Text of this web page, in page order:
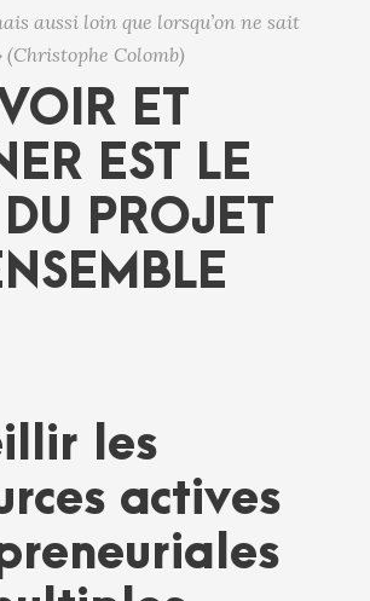
aussi loin que lorsqu’on ne sait
(Christophe Colomb)
ET
EST LE
PROJET
les
actives